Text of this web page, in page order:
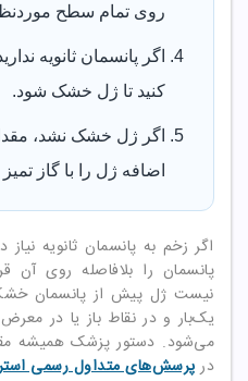
روی تمام سطح
کنید تا ژل خشک شود.
اگر ژل خشک نشد،
اضافه ژل را با گاز تمیز
اگر زخم به پانسمان ثانویه نیاز
پانسمان را بلافاصله روی آن
نیست ژل پیش از پانسمان
یک‌بار و در نقاط باز یا در
می‌شود. دستور پزشک همیشه
در پرسش‌های متداول رسمی